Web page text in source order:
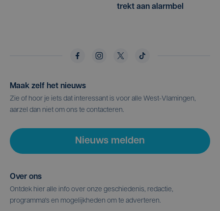
trekt aan alarmbel
Maak zelf het nieuws
Zie of hoor je iets dat interessant is voor alle West-Vlamingen,
aarzel dan niet om ons te contacteren.
Nieuws melden
Over ons
Ontdek hier alle info over onze geschiedenis, redactie,
programma's en mogelijkheden om te adverteren.